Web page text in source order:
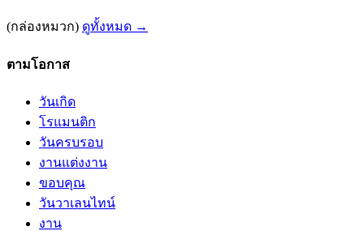
(กล่องหมวก) ดูทั้งหมด →
ตามโอกาส
วันเกิด
โรแมนติก
วันครบรอบ
งานแต่งงาน
ขอบคุณ
วันวาเลนไทน์
งาน